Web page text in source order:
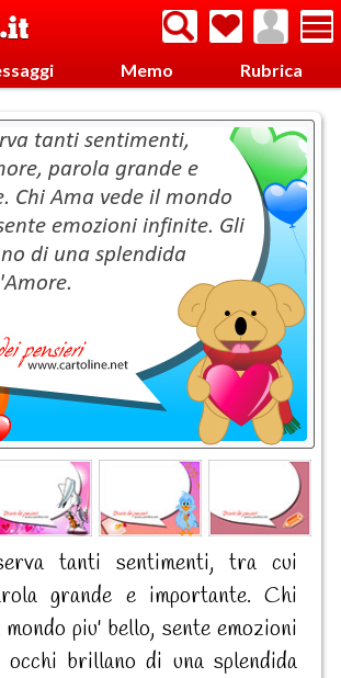
Memo Rubrica
tanti sentimenti, tra cui
grande e importante. Chi
piu' bello, sente emozioni
brillano di una splendida